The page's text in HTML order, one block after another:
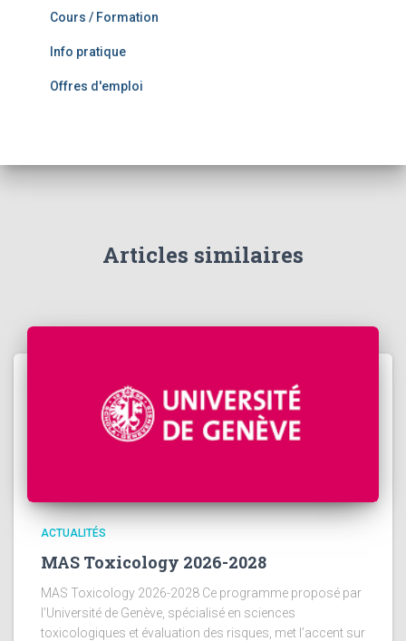
Cours / Formation
Info pratique
Offres d'emploi
Articles similaires
ACTUALITÉS
MAS Toxicology 2026-2028
MAS Toxicology 2026-2028 Ce programme proposé par
l’Université de Genève, spécialisé en sciences
toxicologiques et évaluation des risques, met l’accent sur